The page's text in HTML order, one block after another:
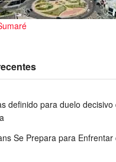
definido para duelo decisivo
Se Prepara para